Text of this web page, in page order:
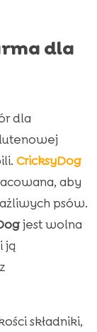
dla
dla
CricksyDog
aby
psów.
jest wolna
ją
składniki,